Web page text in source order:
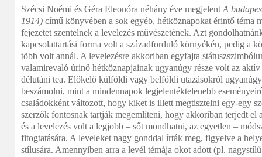
Szécsi Noémi és Géra Eleonóra néhány éve megjelent A
1914) című könyvében a sok egyéb, hétköznapokat érintő téma
fejezetet szentelnek a levelezés művészetének. Azt
kapcsolattartási forma volt a századforduló környékén, pedig a
több volt annál. A levelezésre akkoriban egyfajta
valamirevaló úrinő hétköznapjainak ugyanúgy része volt az
délutáni tea. Előkelő külföldi vagy belföldi utazásokról
beszámolni, mint a mindennapok legjelentéktelenebb
családokként változott, hogy kiket is illett megtisztelni egy-egy
szerzők fontosnak tartják megemlíteni, hogy akkoriban terjedt el
és a levelezés volt a legjobb – sőt mondhatni, az egyetlen –
fitogtatására. A leveleket nagy gonddal írták meg, figyelve a
stílusára. Amennyiben arra a levél témája okot adott (pl.